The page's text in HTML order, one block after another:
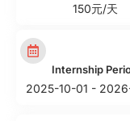
150元/天
Internship
2025-10-01 -